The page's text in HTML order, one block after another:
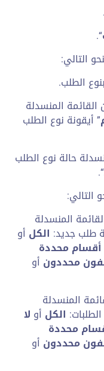
“.
التالي:
الطلب.
القائمة المنسدلة
” أيقونة نوع الطلب
حالة نوع الطلب
“.
التالي:
المنسدلة
طلب جديد: الكل أو
أقسام محددة
محددون أو
المنسدلة
الكل أو لا
محددة
محددون أو